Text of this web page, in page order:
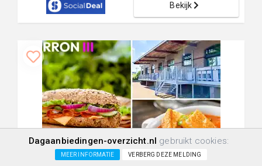
Bekijk
Dagaanbiedingen-overzicht.nl gebruikt cookies:
MEER INFORMATIE VERBERG DEZE MELDING